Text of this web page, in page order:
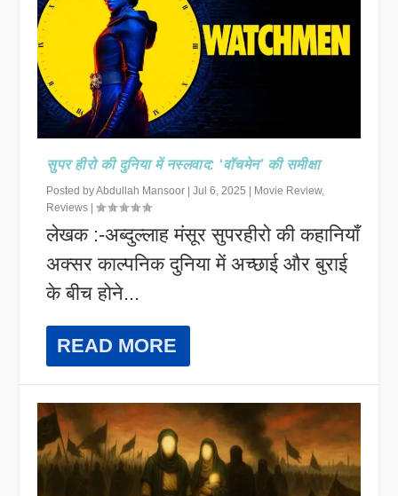
सुपर हीरो की दुनिया में नस्लवाद: ‘वॉचमेन’ की समीक्षा
Posted byAbdullah Mansoor |Jul 6, 2025 | Movie Review,
Reviews |
लेखक :-अब्दुल्लाह मंसूर सुपरहीरो की कहानियाँ
अक्सर काल्पनिक दुनिया में अच्छाई और बुराई
के बीच होने...
READ MORE